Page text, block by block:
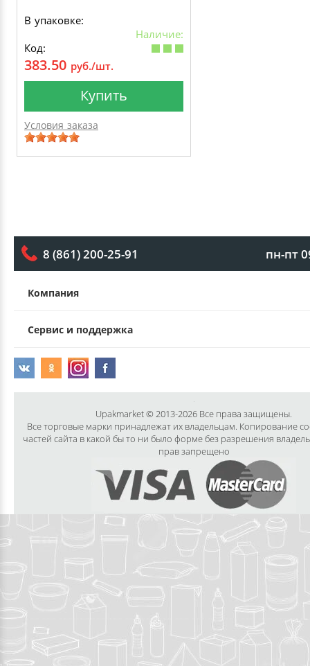
В упаковке:
Наличие:
Код:
383.50 руб./шт.
Купить
Условия заказа
8 (861) 200-25-91 пн-пт
Компания
Сервис и поддержка
Upakmarket © 2013-2026 Все права защищены.
Все торговые марки принадлежат их владельцам. Копирование
частей сайта в какой бы то ни было форме без разрешения
прав запрещено